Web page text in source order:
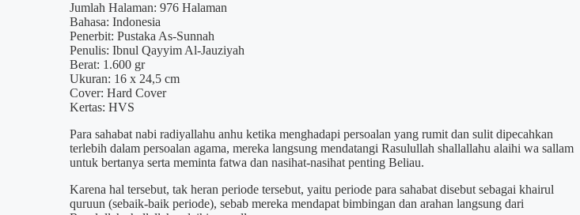
Jumlah Halaman: 976 Halaman
Bahasa: Indonesia
Penerbit: Pustaka As-Sunnah
Penulis: Ibnul Qayyim Al-Jauziyah
Berat: 1.600 gr
Ukuran: 16 x 24,5 cm
Cover: Hard Cover
Kertas: HVS
Para sahabat nabi radiyallahu anhu ketika menghadapi persoalan yang rumit dan sulit dipecahkan
terlebih dalam persoalan agama, mereka langsung mendatangi Rasulullah shallallahu alaihi wa sallam
untuk bertanya serta meminta fatwa dan nasihat-nasihat penting Beliau.
Karena hal tersebut, tak heran periode tersebut, yaitu periode para sahabat disebut sebagai khairul
quruun (sebaik-baik periode), sebab mereka mendapat bimbingan dan arahan langsung dari